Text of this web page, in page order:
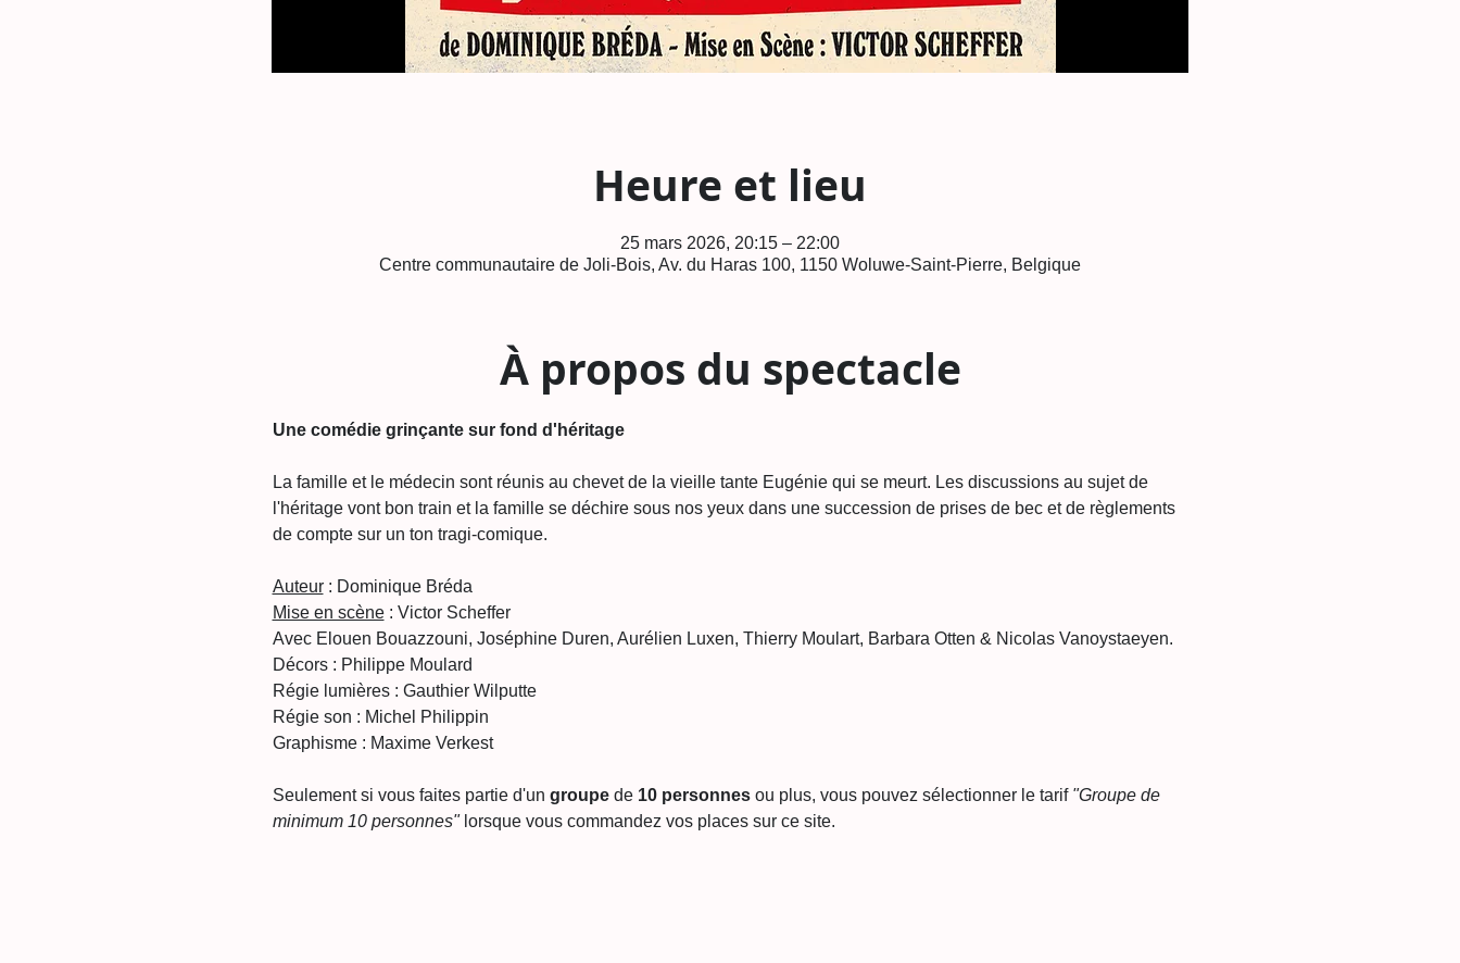
Heure et lieu
25 mars 2026, 20:15 – 22:00
Centre communautaire de Joli-Bois, Av. du Haras 100, 1150 Woluwe-Saint-Pierre, Belgique
À propos du spectacle
Une comédie grinçante sur fond d'héritage
La famille et le médecin sont réunis au chevet de la vieille tante Eugénie qui se meurt. Les discussions au sujet de
l'héritage vont bon train et la famille se déchire sous nos yeux dans une succession de prises de bec et de règlements
de compte sur un ton tragi-comique.
Auteur : Dominique Bréda
Mise en scène : Victor Scheffer
Avec Elouen Bouazzouni, Joséphine Duren, Aurélien Luxen, Thierry Moulart, Barbara Otten & Nicolas Vanoystaeyen.
Décors : Philippe Moulard
Régie lumières : Gauthier Wilputte
Régie son : Michel Philippin
Graphisme : Maxime Verkest
Seulement si vous faites partie d'un groupe de 10 personnes ou plus, vous pouvez sélectionner le tarif "Groupe de
minimum 10 personnes" lorsque vous commandez vos places sur ce site.